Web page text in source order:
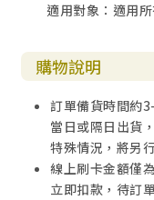
適用對象：適用
購物說明
訂單備貨時間約
當日或隔日出貨
特殊情況，將另
線上刷卡金額僅
立即扣款，待訂